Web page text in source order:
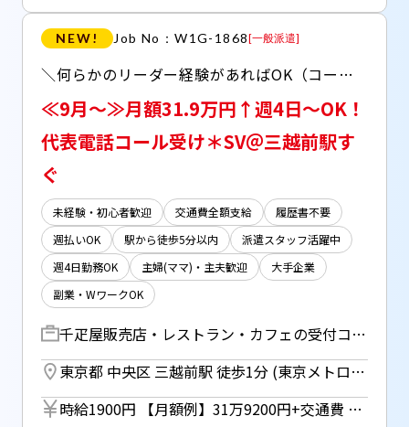
NEW! Job No：W1G-1868[一般派遣]
＼何らかのリーダー経験があればOK（コールセンター以外でも）／ ■フルーツギフトで有名な老舗【千疋屋】 ■経験を活かしてスキルUPしたい方にもオススメ♪ ■主婦（夫）層中心に40代、50代のパートさんも活躍中！
≪9月～≫月額31.9万円↑週4日～OK！
代表電話コール受け＊SV＠三越前駅す
ぐ
未経験・初心者歓迎 交通費全額支給
履歴書不要
週払いOK
駅から徒歩5分以内
派遣スタッフ活躍中
週4日勤務OK
主婦(ママ)・主夫歓迎
大手企業
副業・WワークOK
千疋屋販売店・レストラン・カフェの受付コールセンターSV ▼代表電話の受電チームでのリーダー募集！ 例： 「営業時間は何時までですか？」 「どんなメニューがあるか教えてほしい」 「お歳暮などギフトの注文受付」等 【その他】 ・ご意見対応や2次対応 ・OPさんへの指示出し ・メールで問い合わせ対応 ・商品郵送に向けた伝票作成 ・短期バイトさんの指導、育成 ・その他、事務所内の掃除など
東京都 中央区 三越前駅 徒歩1分 (東京メトロ銀座線・半蔵門線) ／ 新日本橋駅 徒歩5分 (総武本線)
時給1900円 【月額例】31万9200円+交通費 （時給1900円×実働8h×21日の場合） ※月額例は一例であり、保証するものではありません。 ＊研修期間（1ヵ月間）時給：1750円+交通費 ◆週払い（規定あり）利用OK！※ご本人様からお仕事紹介時に申請があった場合のみ適用（初回2ヵ月間のみ、以降月払い制。マイナンバー＆扶養控除申告書の提出が必要です。）